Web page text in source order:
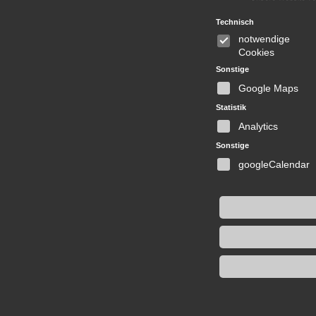
Technisch
notwendige
Cookies
Sonstige
Google Maps
Statistik
Analytics
Sonstige
googleCalendar